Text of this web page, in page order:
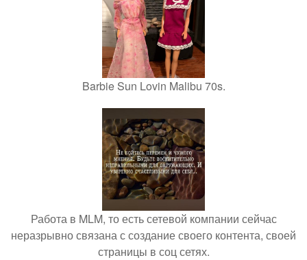
Barbie Sun Lovin Malibu 70s.
Работа в MLM, то есть сетевой компании сейчас
неразрывно связана с создание своего контента, своей
страницы в соц сетях.